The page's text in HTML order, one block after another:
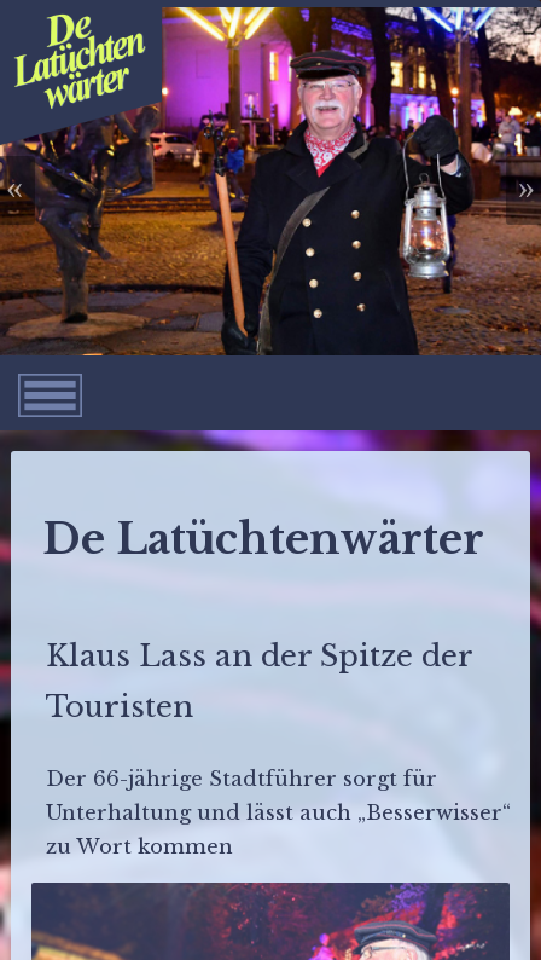
« »
De Latüchtenwärter
Klaus Lass an der Spitze der
Touristen
Der 66-jährige Stadtführer sorgt für
Unterhaltung und lässt auch „Besserwisser“
zu Wort kommen